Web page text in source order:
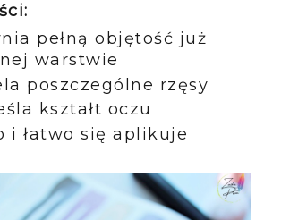
pełną objętość już
warstwie
poszczególne rzęsy
kształt oczu
i łatwo się aplikuje